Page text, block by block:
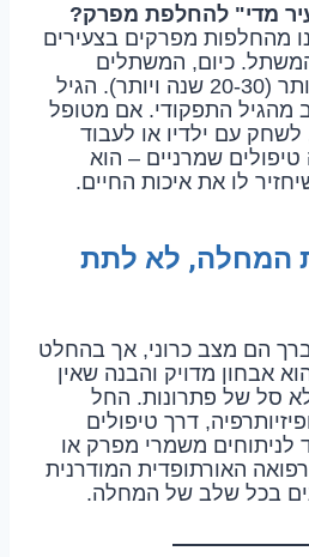
מדי" להחלפת מפרק?
מהחלפות מפרקים בצעירים
כיום, המשתלים
המודרניים עמידים ביותר (20-30 שנה ויותר). הגיל
מהגיל התפקודי. אם מטופל
לשחק עם ילדיו או לעבוד
שמרניים – הוא
לו את איכות החיים.
המחלה, לא לתת
הם מצב כרוני, אך בהחלט
אבחון מדויק והבנה שאין
סל של פתרונות. החל
דרך טיפולים
לניתוחים משמרי מפרק או
האורתופדית המודרנית
בכל שלב של המחלה.